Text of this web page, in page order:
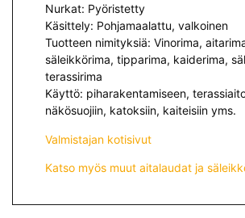
Nurkat: Pyöristetty
Käsittely: Pohjamaalattu, valkoinen
Tuotteen nimityksiä: Vinorima,
säleikkörima, tipparima, kaiderima,
terassirima
Käyttö: piharakentamiseen,
näkösuojiin, katoksiin, kaiteisiin yms.
Valmistajan kotisivut
Katso myös muut aitalaudat ja